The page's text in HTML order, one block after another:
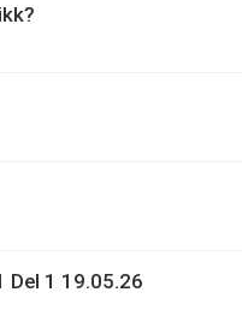
Del 1 19.05.26